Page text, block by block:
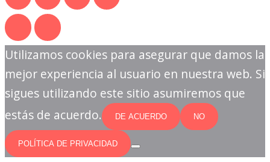
Utilizamos cookies para asegurar que damos la
mejor experiencia al usuario en nuestra web. Si
sigues utilizando este sitio asumiremos que
estás de acuerdo.
DE ACUERDO NO
POLÍTICA DE PRIVACIDAD